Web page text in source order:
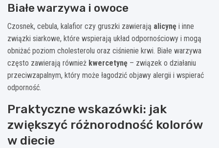
Białe warzywa i owoce
Czosnek, cebula, kalafior czy gruszki zawierają alicynę i inne
związki siarkowe, które wspierają układ odpornościowy i mogą
obniżać poziom cholesterolu oraz ciśnienie krwi. Białe warzywa
często zawierają również kwercetynę – związek o działaniu
przeciwzapalnym, który może łagodzić objawy alergii i wspierać
odporność.
Praktyczne wskazówki: jak
zwiększyć różnorodność kolorów
w diecie